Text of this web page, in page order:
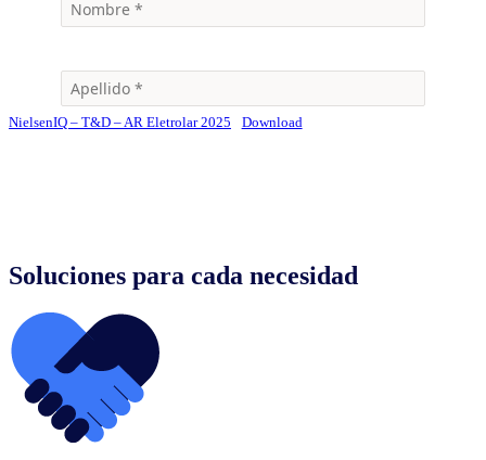
NielsenIQ – T&D – AR Eletrolar 2025 Download
Soluciones para cada necesidad